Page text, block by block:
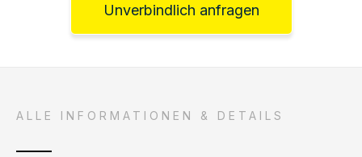
Unverbindlich anfragen
ALLE INFORMATIONEN & DETAILS